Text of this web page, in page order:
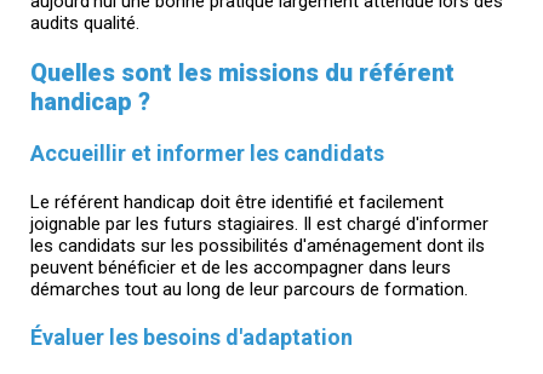
audits qualité.
Quelles sont les missions du référent
handicap ?
Accueillir et informer les candidats
Le référent handicap doit être identifié et facilement
joignable par les futurs stagiaires. Il est chargé d'informer
les candidats sur les possibilités d'aménagement dont ils
peuvent bénéficier et de les accompagner dans leurs
démarches tout au long de leur parcours de formation.
Évaluer les besoins d'adaptation